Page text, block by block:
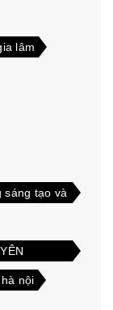
lâm
sáng tạo và
nội